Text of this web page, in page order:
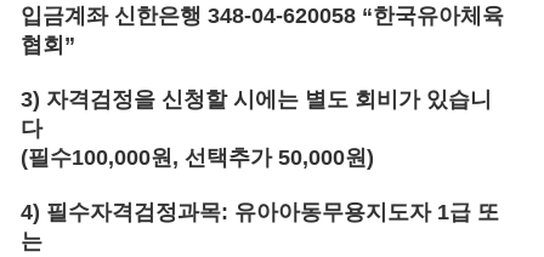
입금계좌 신한은행 348-04-620058 “한국유아체육
협회 ”
3) 자격검정을 신청할 시에는 별도 회비가 있습니
다
(필수100,000원, 선택추가 50,000원)
4) 필수자격검정과목: 유아아동무용지도자 1급 또
는